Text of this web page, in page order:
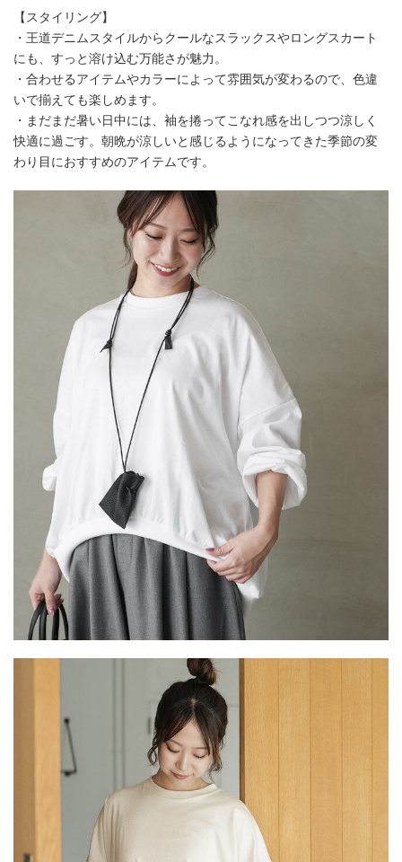
【スタイリング】
・王道デニムスタイルからクールなスラックスやロングスカート
にも、すっと溶け込む万能さが魅力。
・合わせるアイテムやカラーによって雰囲気が変わるので、色違
いで揃えても楽しめます。
・まだまだ暑い日中には、袖を捲ってこなれ感を出しつつ涼しく
快適に過ごす。朝晩が涼しいと感じるようになってきた季節の変
わり目におすすめのアイテムです。